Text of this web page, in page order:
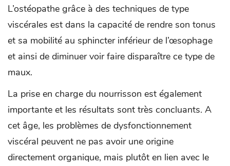
L’ostéopathe grâce à des techniques de type
viscérales est dans la capacité de rendre son tonus
et sa mobilité au sphincter inférieur de l’œsophage
et ainsi de diminuer voir faire disparaître ce type de
maux.
La prise en charge du nourrisson est également
importante et les résultats sont très concluants. A
cet âge, les problèmes de dysfonctionnement
viscéral peuvent ne pas avoir une origine
directement organique, mais plutôt en lien avec le